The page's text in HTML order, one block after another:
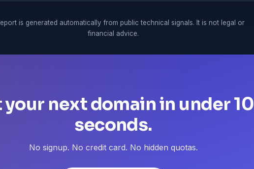
is generated automatically from public technical signals. It is not legal or
financial advice.
your next domain in under 10
seconds.
No signup. No credit card. No hidden quotas.